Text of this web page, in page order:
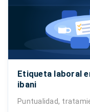
Etiqueta laboral
ibani
Puntualidad,